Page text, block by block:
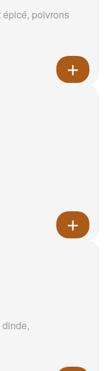
épicé, poivrons